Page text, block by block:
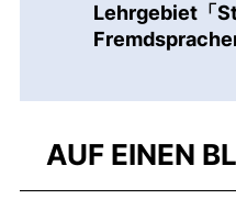
Lehrgebiet「
AUF EINEN